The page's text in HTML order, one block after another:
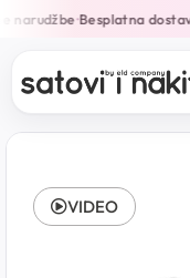
narudžbe•Besplatna
VIDEO